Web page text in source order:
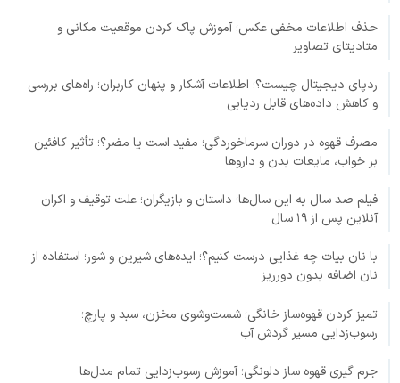
حذف اطلاعات مخفی عکس؛ آموزش پاک کردن موقعیت مکانی و
متادیتای تصاویر
ردپای دیجیتال چیست؟؛ اطلاعات آشکار و پنهان کاربران؛ راه‌های بررسی
و کاهش داده‌های قابل ردیابی
مصرف قهوه در دوران سرماخوردگی؛ مفید است یا مضر؟؛ تأثیر کافئین
بر خواب، مایعات بدن و داروها
فیلم صد سال به این سال‌ها؛ داستان و بازیگران؛ علت توقیف و اکران
آنلاین پس از ۱۹ سال
با نان بیات چه غذایی درست کنیم؟؛ ایده‌های شیرین و شور؛ استفاده از
نان اضافه بدون دورریز
تمیز کردن قهوه‌ساز خانگی؛ شست‌وشوی مخزن، سبد و پارچ؛
رسوب‌زدایی مسیر گردش آب
جرم گیری قهوه ساز دلونگی؛ آموزش رسوب‌زدایی تمام مدل‌ها